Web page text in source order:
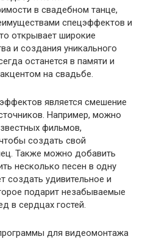
в свадебном танце,
спецэффектов и
открывает широкие
и создания уникального
останется в памяти и
на свадьбе.
является смешение
Например, можно
фильмов,
создать свой
Также можно добавить
несколько песен в одну
создать удивительное и
подарит незабываемые
в сердцах гостей.
для видеомонтажа